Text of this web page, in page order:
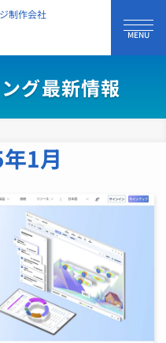
制作会社
グ最新情報
1月